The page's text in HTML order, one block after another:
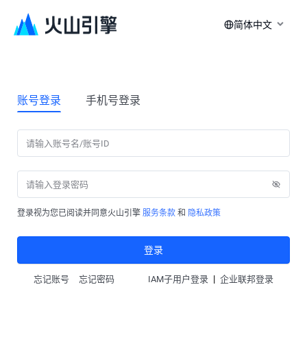
简体中文
账号登录 手机号登录
登录视为您已阅读并同意火山引擎 服务条款 和 隐私政策
登录
忘记账号 忘记密码 IAM子用户登录 | 企业联邦登录